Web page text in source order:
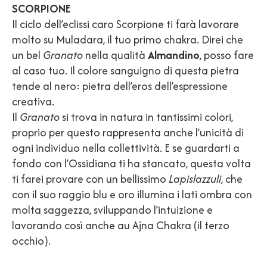
SCORPIONE
Il ciclo dell’eclissi caro Scorpione ti farà lavorare
molto su Muladara, il tuo primo chakra. Direi che
un bel Granatonella qualitàAlmandino, posso fare
al caso tuo. Il colore sanguigno di questa pietra
tende al nero: pietra dell’eros dell’espressione
creativa.
Il Granatosi trova in natura in tantissimi colori,
proprio per questo rappresenta anche l’unicità di
ogni individuo nella collettività. E se guardarti a
fondo con l’Ossidiana ti ha stancato, questa volta
ti farei provare con un bellissimoLapislazzuli, che
con il suo raggio blu e oro illumina i lati ombra con
molta saggezza, sviluppando l’intuizione e
lavorando così anche au Ajna Chakra (il terzo
occhio).